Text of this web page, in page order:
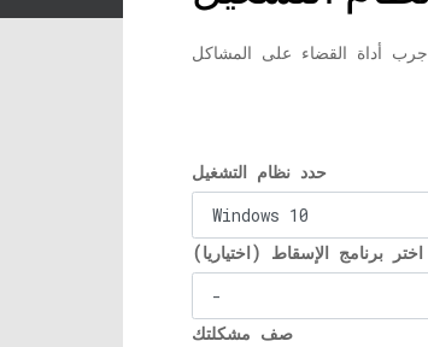
جرب أداة القضاء على المشاكل
حدد نظام التشغيل
اختر برنامج الإسقاط (اختياريا)
صف مشكلتك